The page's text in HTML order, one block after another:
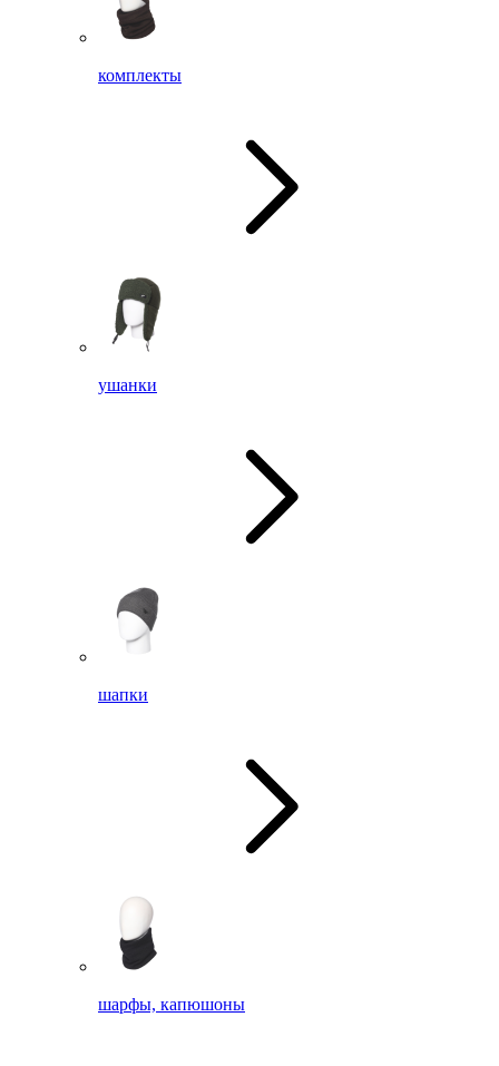
комплекты
ушанки
шапки
шарфы, капюшоны